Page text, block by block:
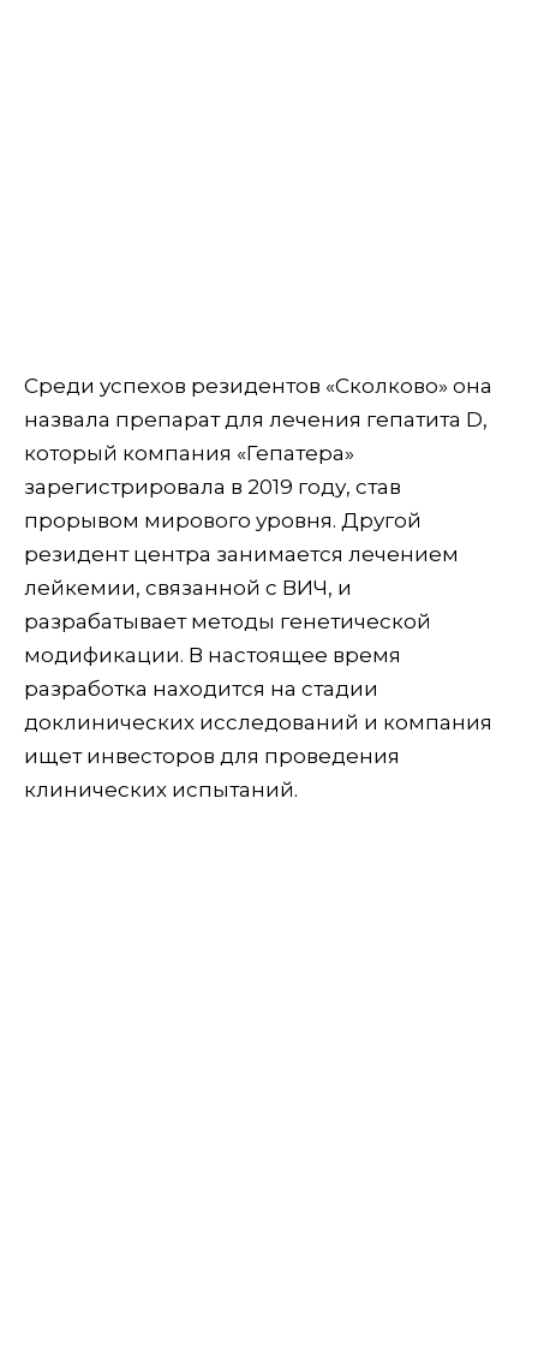
Среди успехов резидентов «Сколково» она
назвала препарат для лечения гепатита D,
который компания «Гепатера»
зарегистрировала в 2019 году, став
прорывом мирового уровня. Другой
резидент центра занимается лечением
лейкемии, связанной с ВИЧ, и
разрабатывает методы генетической
модификации. В настоящее время
разработка находится на стадии
доклинических исследований и компания
ищет инвесторов для проведения
клинических испытаний.